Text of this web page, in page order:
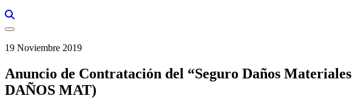
19 Noviembre 2019
Anuncio de Contratación del “Seguro Daños
DAÑOS MAT)